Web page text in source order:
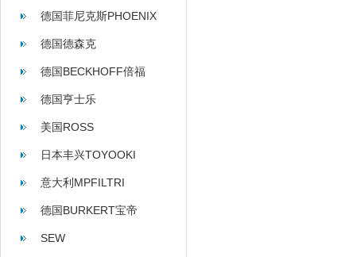
德国菲尼克斯PHOENIX
德国德森克
德国BECKHOFF倍福
德国亨士乐
HENGSTLER
美国ROSS
日本丰兴TOYOOKI
意大利MPFILTRI
德国BURKERT宝帝
SEW